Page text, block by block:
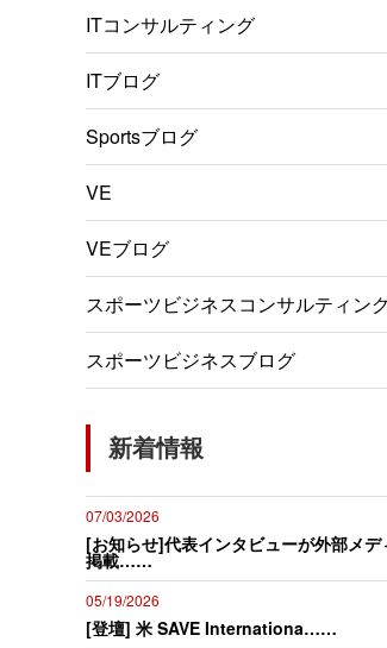
ITコンサルティング
ITブログ
Sportsブログ
VE
VEブログ
スポーツビジネスコンサルティン
スポーツビジネスブログ
新着情報
07/03/2026
[お知らせ]代表インタビューが外部メデ
掲載……
05/19/2026
[登壇] 米 SAVE Internationa……